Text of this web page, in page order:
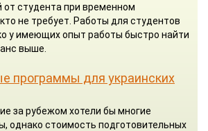
от студента при временном
не требует. Работы для студентов
у имеющих опыт работы быстро найти
выше.
программы для украинских
за рубежом хотели бы многие
однако стоимость подготовительных